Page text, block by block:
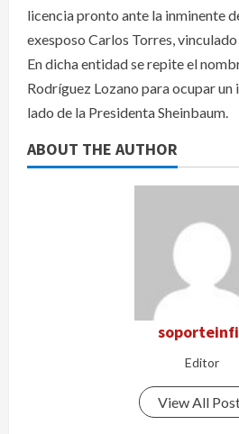
licencia pronto ante la inminente
exesposo Carlos Torres,
En dicha entidad se repite el
Rodríguez Lozano para ocupar
lado de la Presidenta Sheinbaum.
ABOUT THE AUTHOR
Editor
View All